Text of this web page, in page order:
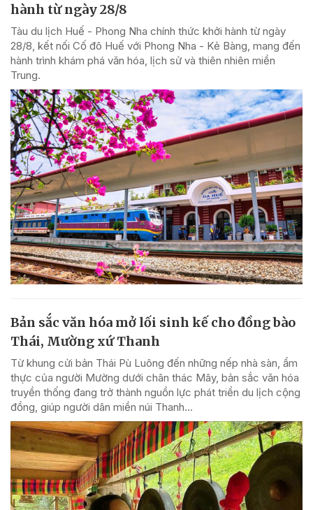
hành từ ngày 28/8
Tàu du lịch Huế - Phong Nha chính thức khởi hành từ ngày
28/8, kết nối Cố đô Huế với Phong Nha - Kẻ Bàng, mang đến
hành trình khám phá văn hóa, lịch sử và thiên nhiên miền
Trung.
Bản sắc văn hóa mở lối sinh kế cho đồng bào
Thái, Mường xứ Thanh
Từ khung cửi bản Thái Pù Luông đến những nếp nhà sàn, ẩm
thực của người Mường dưới chân thác Mây, bản sắc văn hóa
truyền thống đang trở thành nguồn lực phát triển du lịch cộng
đồng, giúp người dân miền núi Thanh...